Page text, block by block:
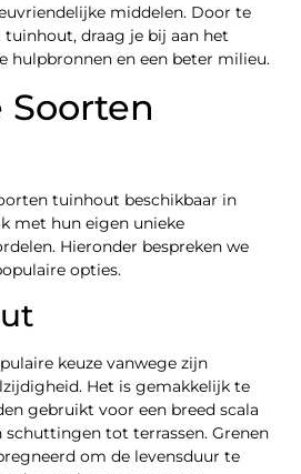
middelen. Door te
draag je bij aan het
hulpbronnen en een beter milieu.
Soorten
tuinhout beschikbaar in
met hun eigen unieke
Hieronder bespreken we
opties.
keuze vanwege zijn
Het is gemakkelijk te
gebruikt voor een breed scala
schuttingen tot terrassen. Grenen
om de levensduur te